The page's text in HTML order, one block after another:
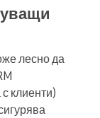
лесно да
клиенти)